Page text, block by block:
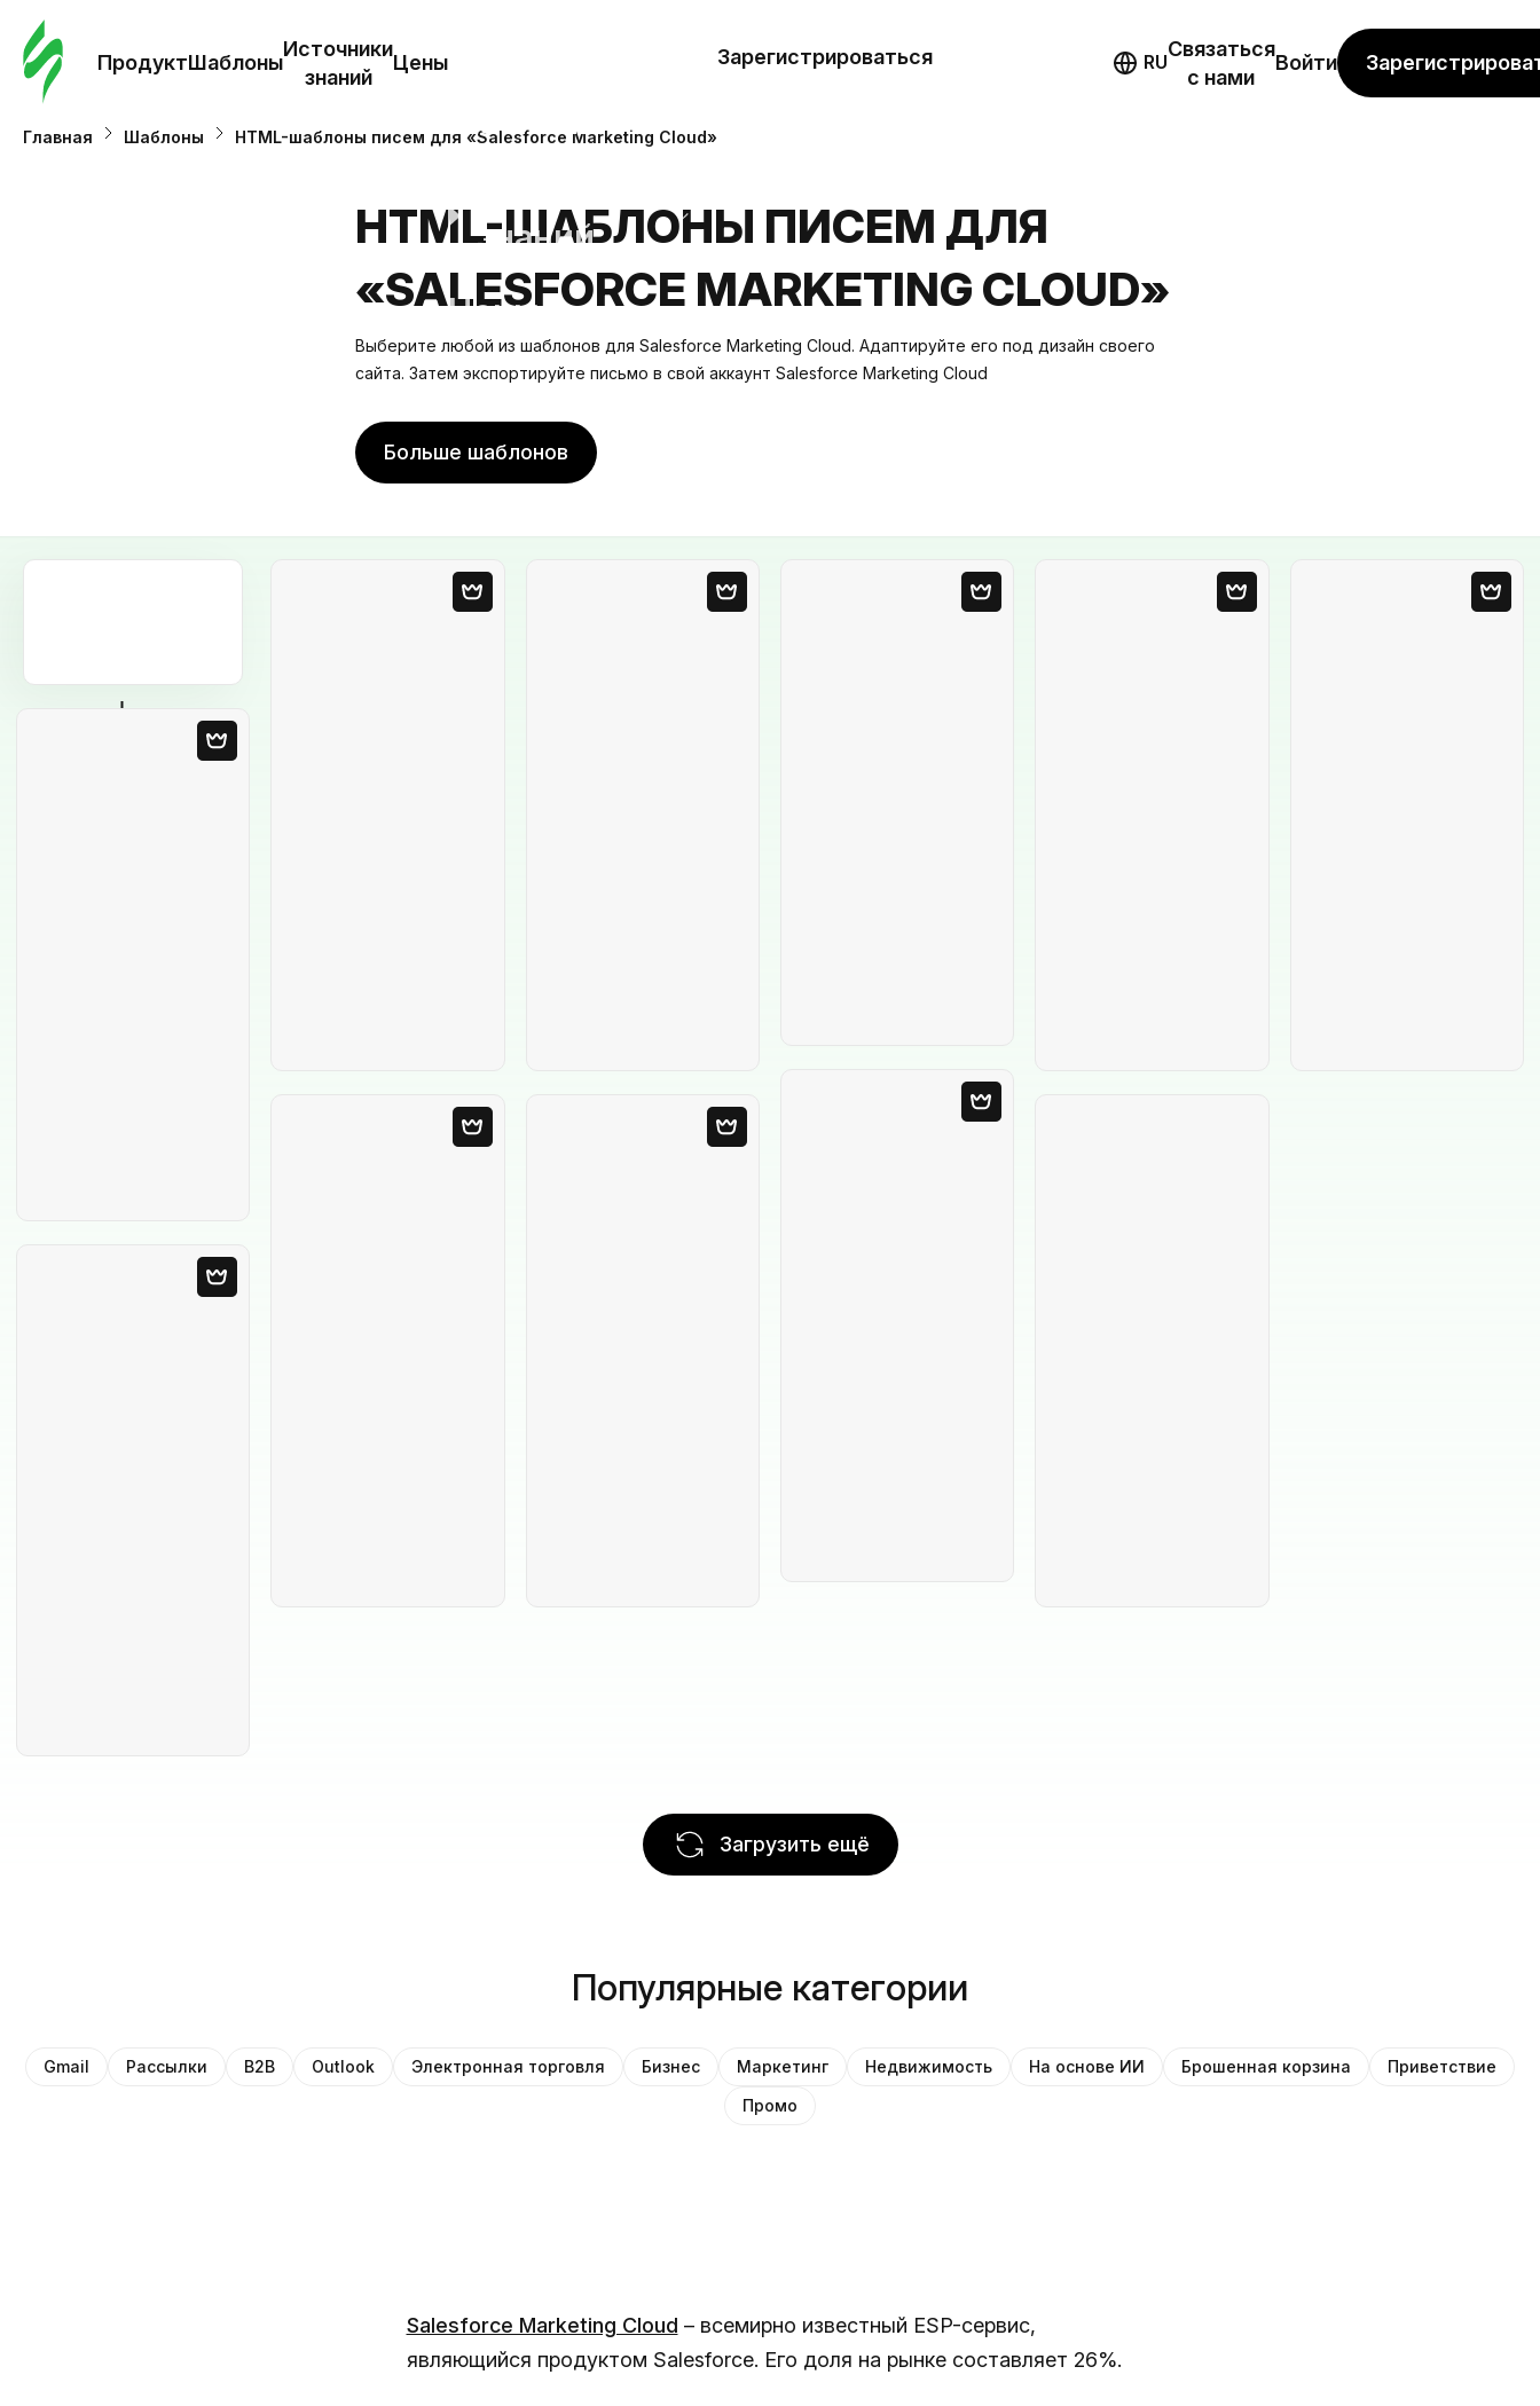
ПродуктШаблоны
Источники
знаний
Цены
Шаблоны
знаний
Цены
Зарегистрироваться RU
Связаться
с нами
Войти
Главная Шаблоны HTML-шаблоны писем для «Salesforce Marketing Cloud»
HTML-ШАБЛОНЫ ПИСЕМ ДЛЯ
«SALESFORCE MARKETING CLOUD»
Выберите любой из шаблонов для Salesforce Marketing Cloud. Адаптируйте его под дизайн своего
сайта. Затем экспортируйте письмо в свой аккаунт Salesforce Marketing Cloud
Больше шаблонов
Загрузить ещё
Популярные категории
Gmail Рассылки B2B Outlook Электронная торговля Бизнес Маркетинг Недвижимость На основе ИИ Брошенная корзина
Приветствие
Промо
Salesforce Marketing Cloud – всемирно известный ESP-сервис,
являющийся продуктом Salesforce. Его доля на рынке составляет 26%.